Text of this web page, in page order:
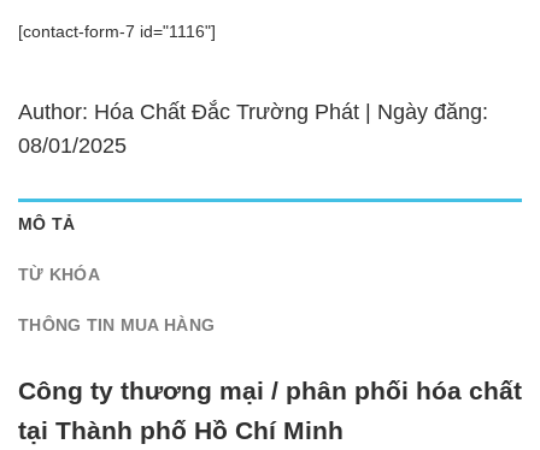
[contact-form-7 id="1116"]
Author: Hóa Chất Đắc Trường Phát | Ngày đăng:
08/01/2025
MÔ TẢ
TỪ KHÓA
THÔNG TIN MUA HÀNG
Công ty thương mại / phân phối hóa chất
tại Thành phố Hồ Chí Minh